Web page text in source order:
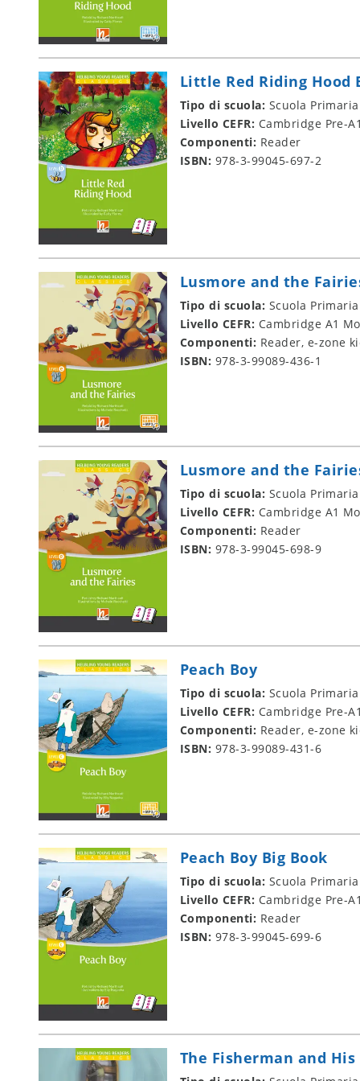
Little Red Riding Hood
Tipo di scuola: Scuola Primaria
Livello CEFR: Cambridge Pre-
Componenti: Reader
ISBN: 978-3-99045-697-2
Lusmore and the
Tipo di scuola: Scuola Primaria
Livello CEFR: Cambridge A1
Componenti: Reader, e-zone
ISBN: 978-3-99089-436-1
Lusmore and the
Tipo di scuola: Scuola Primaria
Livello CEFR: Cambridge A1
Componenti: Reader
ISBN: 978-3-99045-698-9
Peach Boy
Tipo di scuola: Scuola Primaria
Livello CEFR: Cambridge Pre-
Componenti: Reader, e-zone
ISBN: 978-3-99089-431-6
Peach Boy Big Book
Tipo di scuola: Scuola Primaria
Livello CEFR: Cambridge Pre-
Componenti: Reader
ISBN: 978-3-99045-699-6
The Fisherman and His